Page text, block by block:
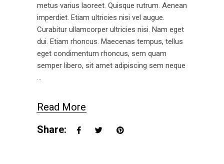
metus varius laoreet. Quisque rutrum. Aenean
imperdiet. Etiam ultricies nisi vel augue.
Curabitur ullamcorper ultricies nisi. Nam eget
dui. Etiam rhoncus. Maecenas tempus, tellus
eget condimentum rhoncus, sem quam
semper libero, sit amet adipiscing sem neque
Read More
Share: